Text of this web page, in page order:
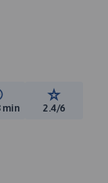
czas potrzebny
min Ocena
2.4/6